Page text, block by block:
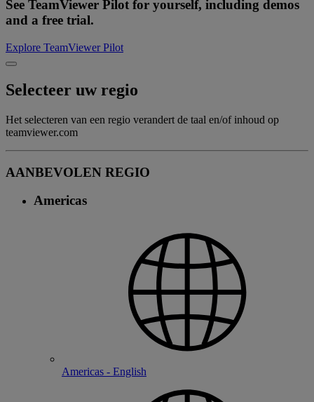
See TeamViewer Pilot for yourself, including demos
and a free trial.
Explore TeamViewer Pilot
Selecteer uw regio
Het selecteren van een regio verandert de taal en/of inhoud op
teamviewer.com
AANBEVOLEN REGIO
Americas
Americas - English